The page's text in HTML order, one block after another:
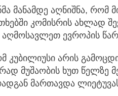
მანამდე აღნიშნა, რომ
კომისრის ახლად
ევროპის
კუბილიუსი არის
მუშაობის ხუთ წელზე
მართავდა